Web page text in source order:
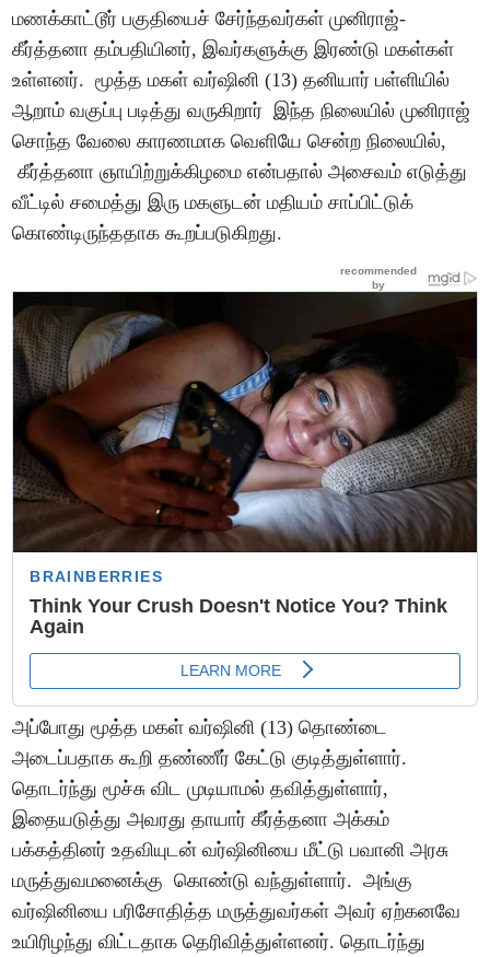
மணக்காட்டூர் பகுதியைச் சேர்ந்தவர்கள் முனிராஜ்-
கீர்த்தனா தம்பதியினர், இவர்களுக்கு இரண்டு மகள்கள்
உள்ளனர். மூத்த மகள் வர்ஷினி (13) தனியார் பள்ளியில்
ஆறாம் வகுப்பு படித்து வருகிறார் ‌ இந்த நிலையில் முனிராஜ்
சொந்த வேலை காரணமாக வெளியே சென்ற நிலையில்,
கீர்த்தனா ஞாயிற்றுக்கிழமை என்பதால் அசைவம் எடுத்து
வீட்டில் சமைத்து இரு மகளுடன் மதியம் சாப்பிட்டுக்
கொண்டிருந்ததாக கூறப்படுகிறது.
அப்போது மூத்த மகள் வர்ஷினி (13) தொண்டை
அடைப்பதாக கூறி தண்ணீர் கேட்டு குடித்துள்ளார்.
தொடர்ந்து மூச்சு விட முடியாமல் தவித்துள்ளார்,
இதையடுத்து அவரது தாயார் கீர்த்தனா அக்கம்
பக்கத்தினர் உதவியுடன் வர்ஷினியை மீட்டு பவானி அரசு
மருத்துவமனைக்கு கொண்டு வந்துள்ளார். அங்கு
வர்ஷினியை பரிசோதித்த மருத்துவர்கள் அவர் ஏற்கனவே
உயிரிழந்து விட்டதாக தெரிவித்துள்ளனர். தொடர்ந்து